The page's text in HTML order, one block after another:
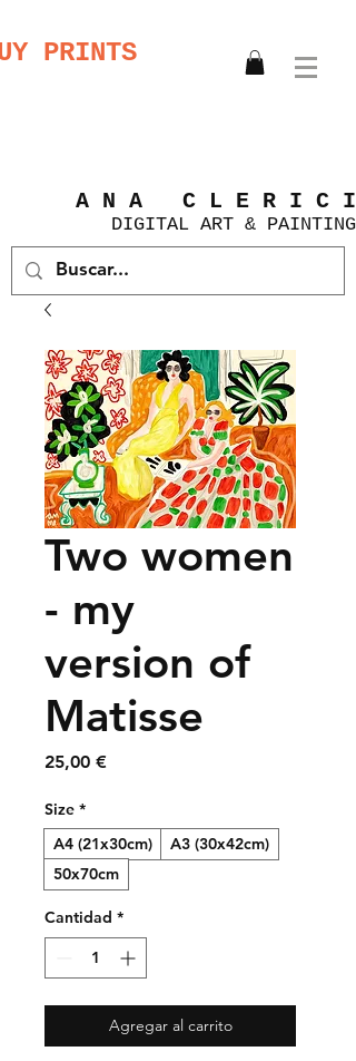
PRINTS
A N A C L E R I C I
DIGITAL ART & PAINTING
Two women
- my
version of
Matisse
25,00 €Precio
Size *
A4 (21x30cm)
A3 (30x42cm)
50x70cm
Cantidad *
Agregar al carrito